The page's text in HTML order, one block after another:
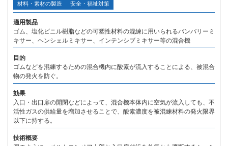
材料・素材の製造 安全・福祉対策
適用製品
ゴム、塩化ビニル樹脂などの可塑性材料の混練に用いられるバンバリーミ
キサー、ヘンシェルミキサー、インテンシブミキサー等の混合機
目的
ゴムなどを混練するための混合機内に酸素が流入することによる、被混合
物の発火を防ぐ。
効果
入口・出口扉の開閉などによって、混合機本体内に空気が流入しても、不
活性ガスの供給量を増加させることで、酸素濃度を被混練材料の発火限界
以下に持する。
技術概要